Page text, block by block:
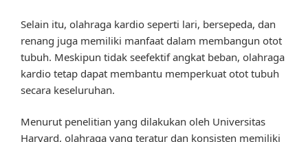
Selain itu, olahraga kardio seperti lari, bersepeda, dan
renang juga memiliki manfaat dalam membangun otot
tubuh. Meskipun tidak seefektif angkat beban, olahraga
kardio tetap dapat membantu memperkuat otot tubuh
secara keseluruhan.
Menurut penelitian yang dilakukan oleh Universitas
Harvard, olahraga yang teratur dan konsisten memiliki